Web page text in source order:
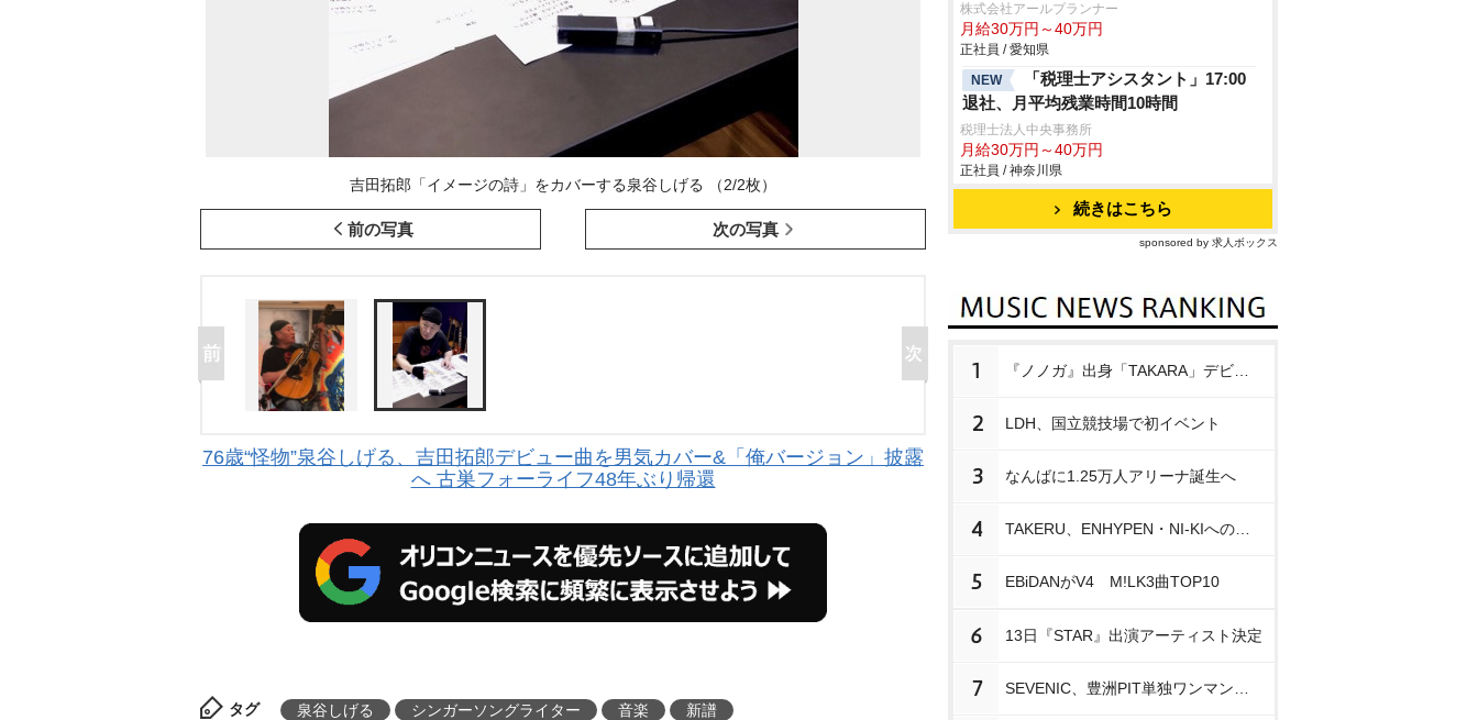
吉田拓郎「イメージの詩」をカバーする泉谷しげる （2/2枚）
前の写真 次の写真
76歳“怪物”泉谷しげる、吉田拓郎デビュー曲を男気カバー&「俺バージョン」披露
へ 古巣フォーライフ48年ぶり帰還
タグ 泉谷しげる シンガーソングライター 音楽 新譜
株式会社アールプランナー
月給30万円～40万円
正社員 / 愛知県
NEW
「税理士アシスタント」17:00
退社、月平均残業時間10時間
税理士法人中央事務所
月給30万円～40万円
正社員 / 神奈川県
続きはこちら
sponsored by 求人ボックス
1
2 LDH、国立競技場で初イベント
3 なんばに1.25万人アリーナ誕生へ
4
5 EBiDANがV4 M!LK3曲TOP10
6 13日『STAR』出演アーティスト決定
7